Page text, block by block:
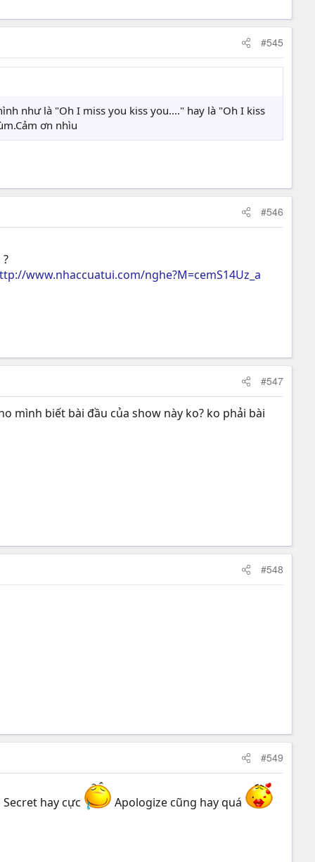
#545
như là "Oh I miss you kiss you...." hay là "Oh I kiss
ơn nhìu
#546
www.nhaccuatui.com/nghe?M=cemS14Uz_a
#547
mình biết bài đầu của show này ko? ko phải bài
#548
#549
hay cực Apologize cũng hay quá